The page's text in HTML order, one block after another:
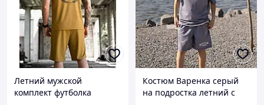
Летний мужской
комплект футболка
Костюм Варенка серый
на подростка летний с